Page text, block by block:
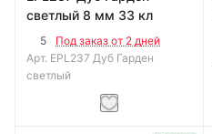
светлый 8 мм 33 кл
5
Под заказ от 2 дней
Арт. EPL237 Дуб Гарден
светлый